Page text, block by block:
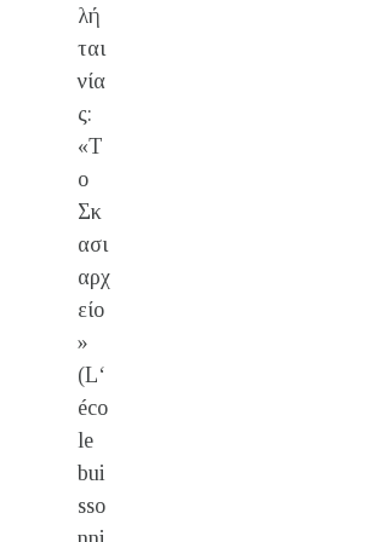
λή
ται
νία
ς:
«Τ
ο
Σκ
ασι
αρχ
είο
»
(L‘
éco
le
bui
sso